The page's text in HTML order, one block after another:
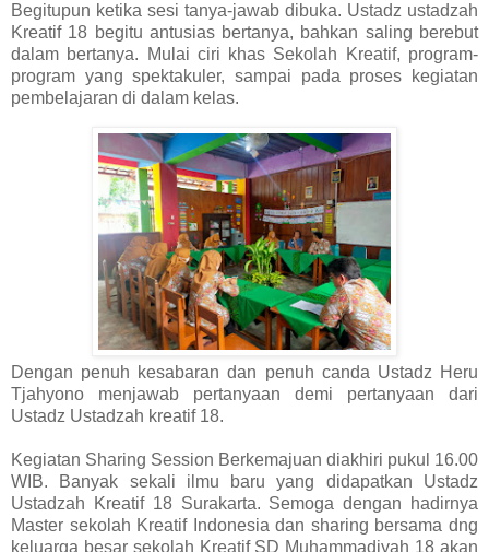
Begitupun ketika sesi tanya-jawab dibuka. Ustadz ustadzah
Kreatif 18 begitu antusias bertanya, bahkan saling berebut
dalam bertanya. Mulai ciri khas Sekolah Kreatif, program-
program yang spektakuler, sampai pada proses kegiatan
pembelajaran di dalam kelas.
Dengan penuh kesabaran dan penuh canda Ustadz Heru
Tjahyono menjawab pertanyaan demi pertanyaan dari
Ustadz Ustadzah kreatif 18.
Kegiatan Sharing Session Berkemajuan diakhiri pukul 16.00
WIB. Banyak sekali ilmu baru yang didapatkan Ustadz
Ustadzah Kreatif 18 Surakarta. Semoga dengan hadirnya
Master sekolah Kreatif Indonesia dan sharing bersama dng
keluarga besar sekolah Kreatif SD Muhammadiyah 18 akan